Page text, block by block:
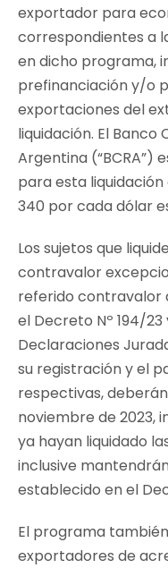
exportador para
correspondientes a
en dicho programa,
prefinanciación y/o
exportaciones del
liquidación. El
Argentina (“BCRA”)
para esta
340 por cada dólar
Los sujetos que
contravalor
referido contravalor
el Decreto Nº 194/
Declaraciones
su registración y el
respectivas,
noviembre de 2023,
ya hayan liquidado
inclusive
establecido en el
El programa
exportadores de